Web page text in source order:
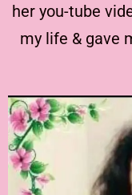
her you-tube
my life & gave